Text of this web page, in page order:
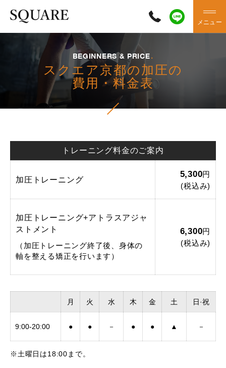
メニュー
BEGINNERS & PRICE
スクエア京都の加圧の
費用・料金表
トレーニング料金のご案内
加圧トレーニング
5,300円
(税込み)
加圧トレーニング+アトラスアジャ
ストメント
（加圧トレーニング終了後、身体の
軸を整える矯正を行います）
6,300円
(税込み)
月 火 水 木 金 土 日·祝
9:00-20:00 ● ● － ● ● ▲ －
※土曜日は18:00まで。